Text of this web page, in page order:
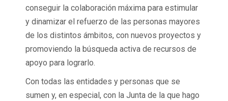
conseguir la colaboración máxima para estimular
y dinamizar el refuerzo de las personas mayores
de los distintos ámbitos, con nuevos proyectos y
promoviendo la búsqueda activa de recursos de
apoyo para lograrlo.
Con todas las entidades y personas que se
sumen y, en especial, con la Junta de la que hago